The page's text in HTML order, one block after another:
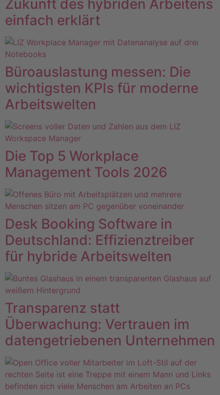
Zukunft des hybriden Arbeitens
einfach erklärt
Büroauslastung messen: Die
wichtigsten KPIs für moderne
Arbeitswelten
Die Top 5 Workplace
Management Tools 2026
Desk Booking Software in
Deutschland: Effizienztreiber
für hybride Arbeitswelten
Transparenz statt
Überwachung: Vertrauen im
datengetriebenen Unternehmen